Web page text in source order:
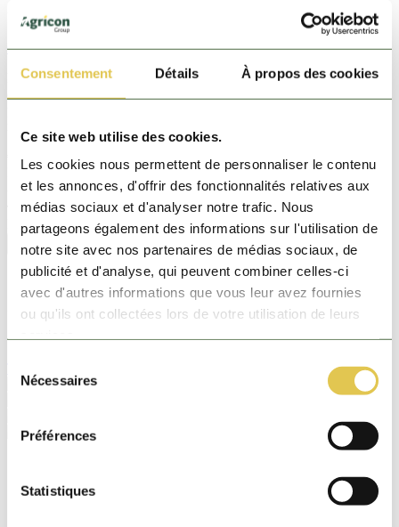
Consentement Détails À propos des cookies
Ce site web utilise des cookies.
Les cookies nous permettent de personnaliser le contenu
et les annonces, d'offrir des fonctionnalités relatives aux
médias sociaux et d'analyser notre trafic. Nous
partageons également des informations sur l'utilisation de
notre site avec nos partenaires de médias sociaux, de
publicité et d'analyse, qui peuvent combiner celles-ci
avec d'autres informations que vous leur avez fournies
ou qu'ils ont collectées lors de votre utilisation de leurs
Nécessaires
Préférences
Statistiques
cassettes )
Gazon / Toit vert
Le système de toiture végétale prêt à l'emploi - une cassette ' all in
one ' présentant déjà du substrat et des plantes de sedum - destiné
€ 10,99
/pièce
Nombre de pièces |
1 +
En stock
Ajouter au panier
5 jours ouvrablas après rendez-vous
Spécifications
Code de l'articleMARGD07
20230911 Folder aanleg sedum NL